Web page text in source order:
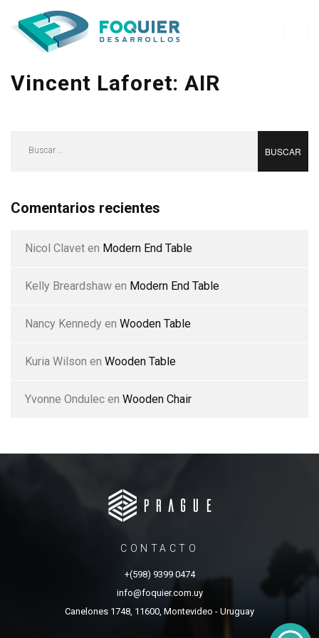
Vincent Laforet: AIR
Comentarios recientes
Nicol Clavet en Modern End Table
Kelly Breardshaw en Modern End Table
Nancy Kennedy en Wooden Table
Kuria Wilson en Wooden Table
Yvonne Ondulec en Wooden Chair
CONTACTO
+(598) 9399 0474
info@foquier.com.uy
Canelones 1748, 11600, Montevideo - Uruguay